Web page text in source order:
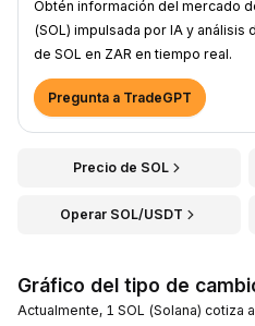
Obtén información del mercado
(SOL) impulsada por IA y análisis
de SOL en ZAR en tiempo real.
Pregunta a TradeGPT
Precio de SOL
Operar SOL/USDT
Gráfico del tipo de
Actualmente, 1 SOL (Solana) cotiza